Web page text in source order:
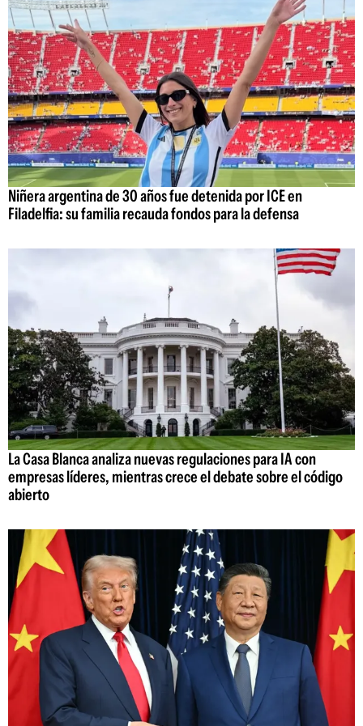
Niñera argentina de 30 años fue detenida por ICE en
Filadelfia: su familia recauda fondos para la defensa
La Casa Blanca analiza nuevas regulaciones para IA con
empresas líderes, mientras crece el debate sobre el código
abierto